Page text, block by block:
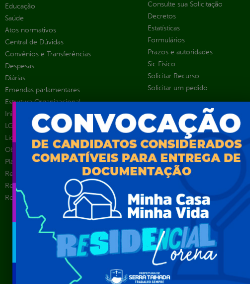
Educação
Saúde
Atos normativos
Central de Dúvidas
Convênios e Transferências
Despesas
Diárias
Emendas parlamentares
Estrutura Organizacional
Inicio
LGPD e Governo Digital
Licitações e Contratos
Obras Públicas
Planejamento e Prestação de Contas
Receitas
Recursos Humanos
Renúncias de Receitas
Consulte sua Solicitação
Decretos
Estatísticas
Formulários
Prazos e autoridades
Sic Físico
Solicitar Recurso
Solicitar um pedido